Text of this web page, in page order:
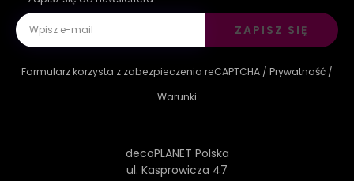
ZAPISZ SIĘ
Formularz korzysta z zabezpieczenia reCAPTCHA / Prywatność /
Warunki
decoPLANET Polska
ul. Kasprowicza 47